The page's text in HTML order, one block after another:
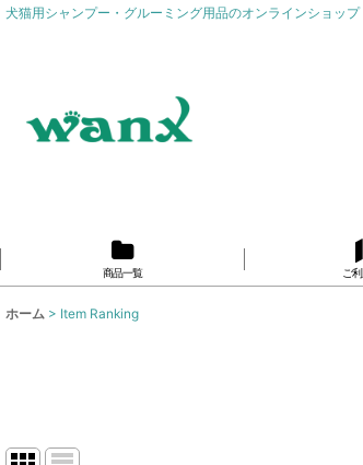
犬猫用シャンプー・グルーミング用品のオンラインショップ
商品一覧 ご
ホーム > Item Ranking